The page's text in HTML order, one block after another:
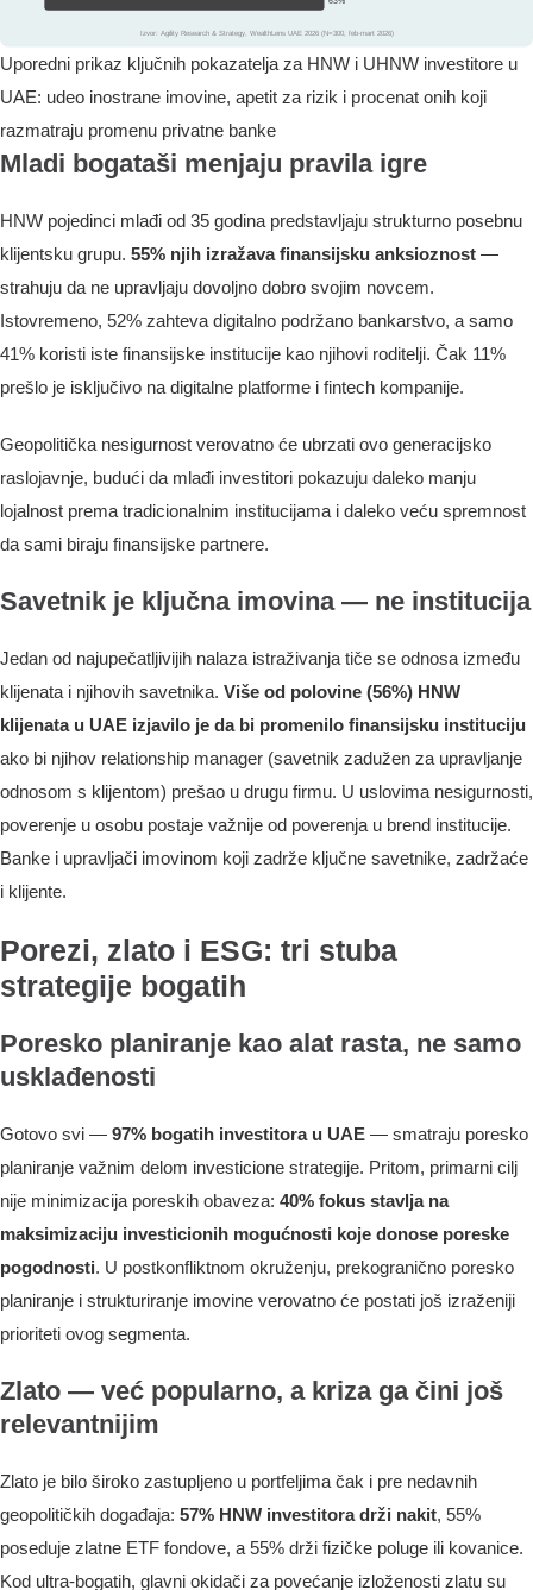
Uporedni prikaz ključnih pokazatelja za HNW i UHNW investitore u
UAE: udeo inostrane imovine, apetit za rizik i procenat onih koji
razmatraju promenu privatne banke
Mladi bogataši menjaju pravila igre
HNW pojedinci mlađi od 35 godina predstavljaju strukturno posebnu
klijentsku grupu. 55% njih izražava finansijsku anksioznost —
strahuju da ne upravljaju dovoljno dobro svojim novcem.
Istovremeno, 52% zahteva digitalno podržano bankarstvo, a samo
41% koristi iste finansijske institucije kao njihovi roditelji. Čak 11%
prešlo je isključivo na digitalne platforme i fintech kompanije.
Geopolitička nesigurnost verovatno će ubrzati ovo generacijsko
raslojavnje, budući da mlađi investitori pokazuju daleko manju
lojalnost prema tradicionalnim institucijama i daleko veću spremnost
da sami biraju finansijske partnere.
Savetnik je ključna imovina — ne institucija
Jedan od najupečatljivijih nalaza istraživanja tiče se odnosa između
klijenata i njihovih savetnika. Više od polovine (56%) HNW
klijenata u UAE izjavilo je da bi promenilo finansijsku instituciju
ako bi njihov relationship manager (savetnik zadužen za upravljanje
odnosom s klijentom) prešao u drugu firmu. U uslovima nesigurnosti,
poverenje u osobu postaje važnije od poverenja u brend institucije.
Banke i upravljači imovinom koji zadrže ključne savetnike, zadržaće
i klijente.
Porezi, zlato i ESG: tri stuba
strategije bogatih
Poresko planiranje kao alat rasta, ne samo
usklađenosti
Gotovo svi — 97% bogatih investitora u UAE — smatraju poresko
planiranje važnim delom investicione strategije. Pritom, primarni cilj
nije minimizacija poreskih obaveza: 40% fokus stavlja na
maksimizaciju investicionih mogućnosti koje donose poreske
pogodnosti. U postkonfliktnom okruženju, prekogranično poresko
planiranje i strukturiranje imovine verovatno će postati još izraženiji
prioriteti ovog segmenta.
Zlato — već popularno, a kriza ga čini još
relevantnijim
Zlato je bilo široko zastupljeno u portfeljima čak i pre nedavnih
geopolitičkih događaja: 57% HNW investitora drži nakit, 55%
poseduje zlatne ETF fondove, a 55% drži fizičke poluge ili kovanice.
Kod ultra-bogatih, glavni okidači za povećanje izloženosti zlatu su